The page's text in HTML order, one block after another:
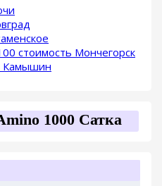
стоимость Мончегорск
Камышин
1000 Сатка